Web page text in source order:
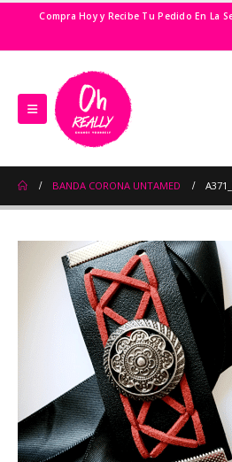
Compra Hoy y Recibe Tu Pedido En La
BANDA CORONA UNTAMED